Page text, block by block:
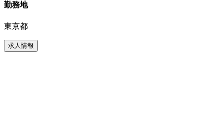
勤務地
東京都
求人情報